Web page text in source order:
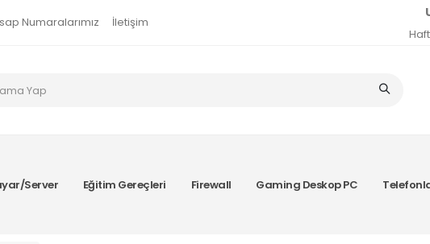
Numaralarımız İletişim
Server Eğitim Gereçleri Firewall Gaming Deskop PC